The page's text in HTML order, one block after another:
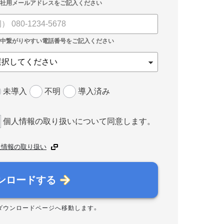
未導入 不明 導入済み
個人情報の取り扱いについて同意します。
報の取り扱い
ロードする
ウンロードページへ移動します。